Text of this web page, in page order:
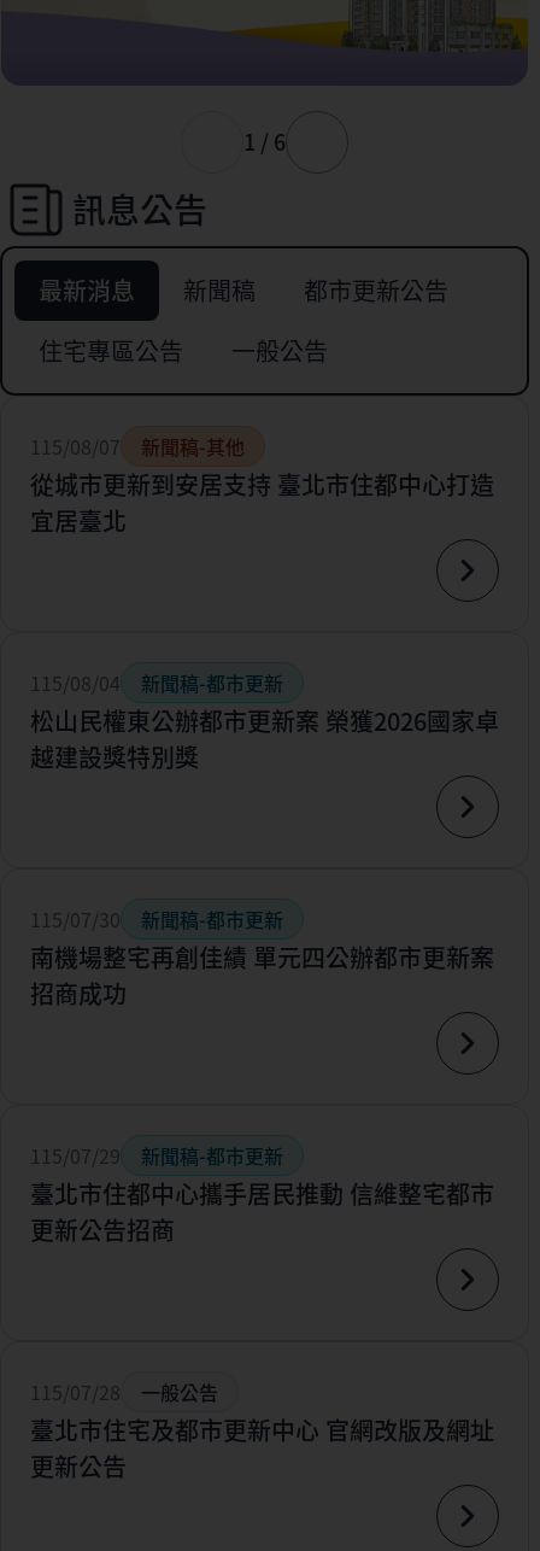
1 / 6
訊息公告
最新消息 新聞稿
都市更新公告
住宅專區公告
一般公告
115/08/07 新聞稿-其他
從城市更新到安居支持 臺北市住都中心打造
宜居臺北
115/08/04 新聞稿-都市更新
松山民權東公辦都市更新案 榮獲2026國家卓
越建設獎特別獎
115/07/30 新聞稿-都市更新
南機場整宅再創佳績 單元四公辦都市更新案
招商成功
115/07/29 新聞稿-都市更新
臺北市住都中心攜手居民推動 信維整宅都市
更新公告招商
115/07/28 一般公告
臺北市住宅及都市更新中心 官網改版及網址
更新公告